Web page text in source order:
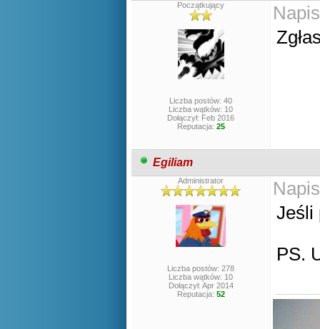
Początkujący
Liczba postów: 40
Liczba wątków: 10
Dołączył: Feb 2016
Reputacja: 25
Egiliam
Administrator
Liczba postów: 278
Liczba wątków: 10
Dołączył: Apr 2014
Reputacja: 52
Jeśli
PS.